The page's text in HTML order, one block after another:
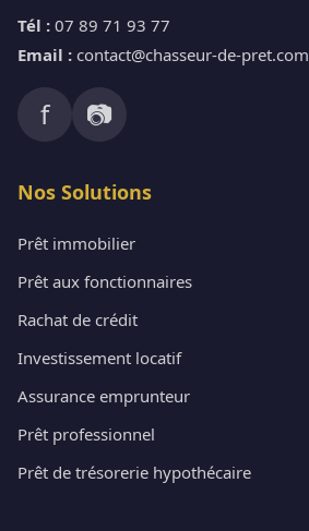
Tél : 07 89 71 93 77
Email : contact@chasseur-de-pret.com
f 📷
Nos Solutions
Prêt immobilier
Prêt aux fonctionnaires
Rachat de crédit
Investissement locatif
Assurance emprunteur
Prêt professionnel
Prêt de trésorerie hypothécaire